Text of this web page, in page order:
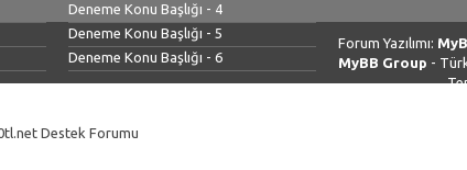
Deneme Konu Başlığı - 4
Deneme Konu Başlığı - 5
Deneme Konu Başlığı - 6
Forum Yazılımı:
MyBB Group -
Destek Forumu